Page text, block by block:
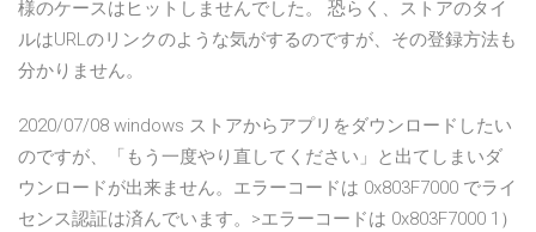
様のケースはヒットしませんでした。 恐らく、ストアのタイ
ルはURLのリンクのような気がするのですが、その登録方法も
分かりません。
2020/07/08 windows ストアからアプリをダウンロードしたい
のですが、「もう一度やり直してください」と出てしまいダ
ウンロードが出来ません。エラーコードは 0x803F7000 でライ
センス認証は済んでいます。>エラーコードは 0x803F7000 1）